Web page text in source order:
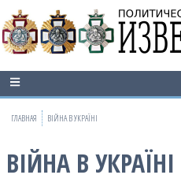
ГЛАВНАЯ ВІЙНА В УКРАЇНІ
ВІЙНА В УКРАЇНІ